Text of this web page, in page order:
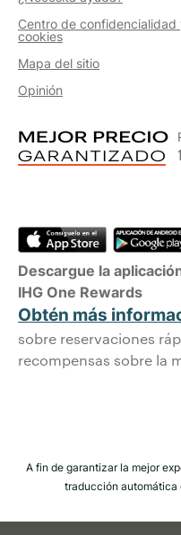
Centro de confidencialidad
cookies
Mapa del sitio
Opinión
Descargue la
IHG One Rewards
Obtén más
sobre reservaciones
recompensas sobre la
A fin de garantizar la mejor
traducción automática